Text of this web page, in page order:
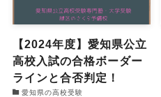
【2024年度】愛知県公立
高校入試の合格ボーダー
ラインと合否判定！
愛知県の高校受験